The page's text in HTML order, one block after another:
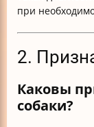
при
2.
Каковы
собаки?